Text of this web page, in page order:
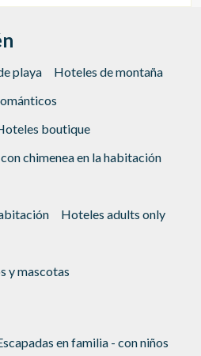
playa
Hoteles de montaña
boutique
chimenea en la habitación
Hoteles adults only
y mascotas
en familia - con niños